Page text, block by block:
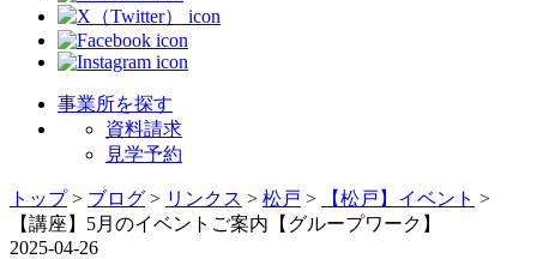
事業所を探す
資料請求
見学予約
トップ> ブログ > リンクス > 松戸 > 【松戸】イベント >
【講座】5月のイベントご案内【グループワーク】
2025-04-26